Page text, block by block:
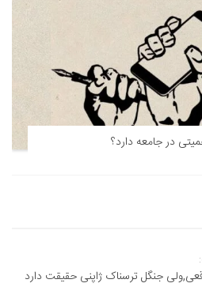
در جامعه دارد؟
جنگل ترسناک ژاپنی حقیقت دارد